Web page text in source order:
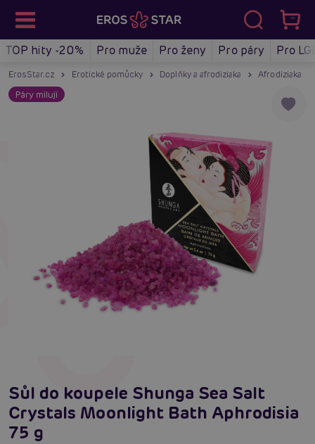
TOP hity -20% Pro muže Pro ženy Pro páry Pro
ErosStar.cz Erotické pomůcky Doplňky a afrodiziaka Afrodiziaka
Páry milují
Sůl do koupele Shunga Sea Salt
Crystals Moonlight Bath Aphrodisia
75 g